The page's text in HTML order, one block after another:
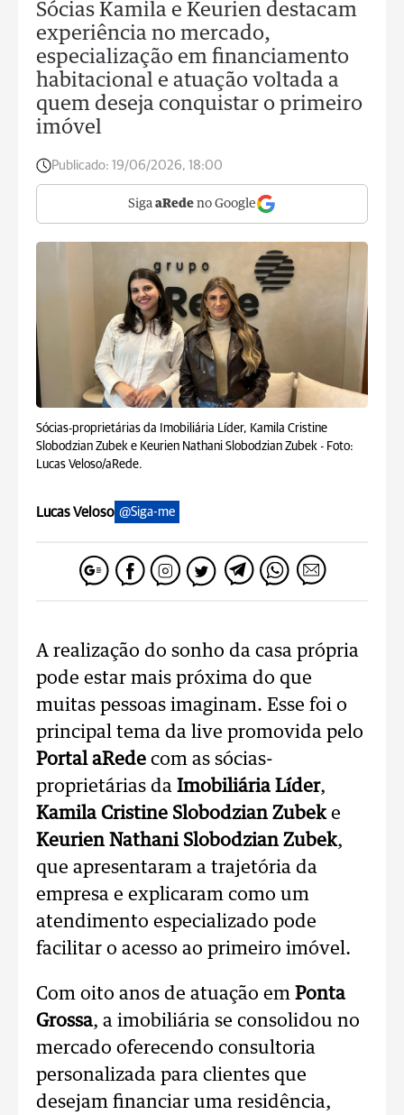
Sócias Kamila e Keurien destacam
experiência no mercado,
especialização em financiamento
habitacional e atuação voltada a
quem deseja conquistar o primeiro
imóvel
Publicado: 19/06/2026, 18:00
Siga aRede no Google
Sócias-proprietárias da Imobiliária Líder, Kamila Cristine
Slobodzian Zubek e Keurien Nathani Slobodzian Zubek - Foto:
Lucas Veloso/aRede.
Lucas Veloso @Siga-me
A realização do sonho da casa própria
pode estar mais próxima do que
muitas pessoas imaginam. Esse foi o
principal tema da live promovida pelo
Portal aRede com as sócias-
proprietárias da Imobiliária Líder,
Kamila Cristine Slobodzian Zubeke
Keurien Nathani Slobodzian Zubek,
que apresentaram a trajetória da
empresa e explicaram como um
atendimento especializado pode
facilitar o acesso ao primeiro imóvel.
Com oito anos de atuação em Ponta
Grossa, a imobiliária se consolidou no
mercado oferecendo consultoria
personalizada para clientes que
desejam financiar uma residência,